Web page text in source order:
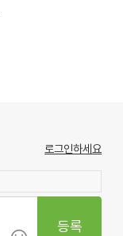
로그인하세요
등록